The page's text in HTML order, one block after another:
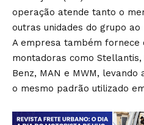
operação atende tanto o
outras unidades do grupo ao
A empresa também fornece
montadoras como
Benz, MAN e MWM,
o mesmo padrão utilizado